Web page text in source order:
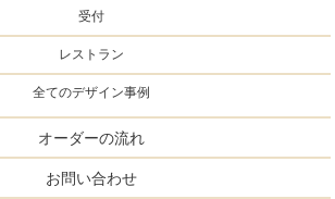
受付
レストラン
全てのデザイン事例
オーダーの流れ
お問い合わせ